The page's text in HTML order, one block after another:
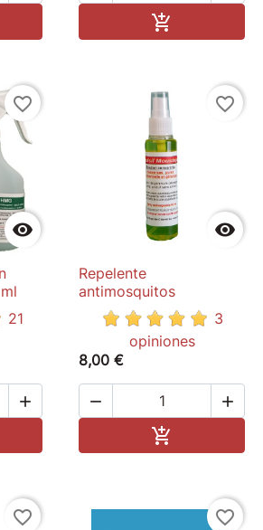


favorite_border
21


favorite_border
Repelente
antimosquitos
3
opiniones
8,00 €
 

favorite_border favorite_border